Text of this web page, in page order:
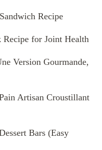
Recipe
for Joint Health
Version Gourmande,
Artisan Croustillant
Bars (Easy